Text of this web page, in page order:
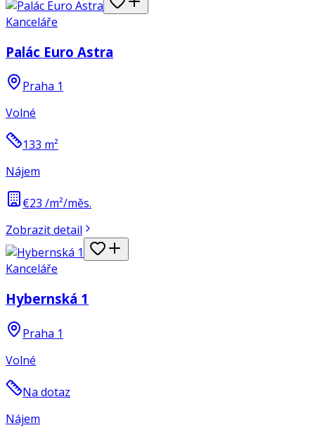
Kanceláře
Palác Euro Astra
Praha 1
Volné
133 m²
Nájem
€23 /m²/měs.
Zobrazit detail
Kanceláře
Hybernská 1
Praha 1
Volné
Na dotaz
Nájem